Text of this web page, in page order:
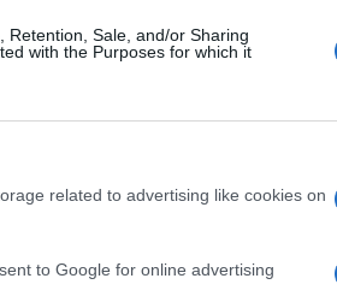
Retention, Sale, and/or Sharing
with the Purposes for which it
related to advertising like cookies on
to Google for online advertising
Dit betekent dat veilige